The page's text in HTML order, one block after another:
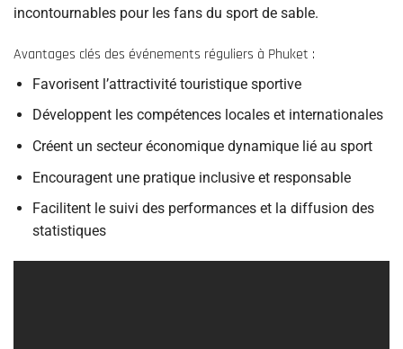
incontournables pour les fans du sport de sable.
Avantages clés des événements réguliers à Phuket :
Favorisent l’attractivité touristique sportive
Développent les compétences locales et internationales
Créent un secteur économique dynamique lié au sport
Encouragent une pratique inclusive et responsable
Facilitent le suivi des performances et la diffusion des
statistiques